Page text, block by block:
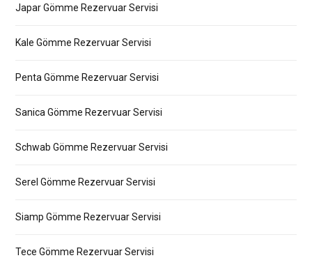
Japar Gömme Rezervuar Servisi
Kale Gömme Rezervuar Servisi
Penta Gömme Rezervuar Servisi
Sanica Gömme Rezervuar Servisi
Schwab Gömme Rezervuar Servisi
Serel Gömme Rezervuar Servisi
Siamp Gömme Rezervuar Servisi
Tece Gömme Rezervuar Servisi